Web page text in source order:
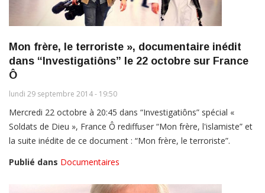
Mon frère, le terroriste », documentaire inédit
dans “Investigatiôns” le 22 octobre sur France
Ô
lundi 29 septembre 2014 - 19:50
Mercredi 22 octobre à 20:45 dans “Investigatiôns” spécial «
Soldats de Dieu », France Ô rediffuser “Mon frère, l'islamiste” et
la suite inédite de ce document : “Mon frère, le terroriste”.
Publié dans Documentaires